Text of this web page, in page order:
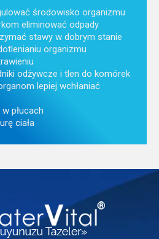
środowisko organizmu
eliminować odpady
stawy w dobrym stanie
organizmu
odżywcze i tlen do komórek
lepiej wchłaniać
płucach
ciała